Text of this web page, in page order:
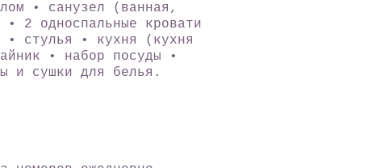
• санузел (ванная,
2 односпальные кровати
• стулья • кухня (кухня
• набор посуды •
и сушки для белья.